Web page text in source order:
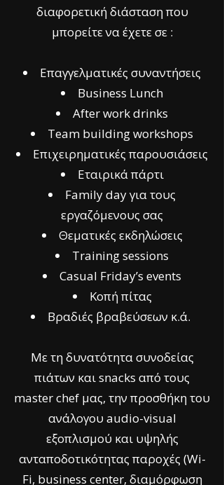
διαφορετική διάσταση που
μπορείτε να έχετε σε :
Επαγγελματικές συναντήσεις
Business Lunch
After work drinks
Team building workshops
Επιχειρηματικές παρουσιάσεις
Εταιρικά πάρτι
Family day για τους
εργαζόμενους σας
Θεματικές εκδηλώσεις
Τraining sessions
Casual Friday’s events
Κοπή πίτας
Βραδιές βραβεύσεων κ.ά.
Με τη δυνατότητα συνοδείας
πιάτων και snacks από τους
master chef μας, την προσθήκη του
ανάλογου audio-visual
εξοπλισμού και υψηλής
ανταποδοτικότητας παροχές (Wi-
Fi, business center, διαμόρφωση